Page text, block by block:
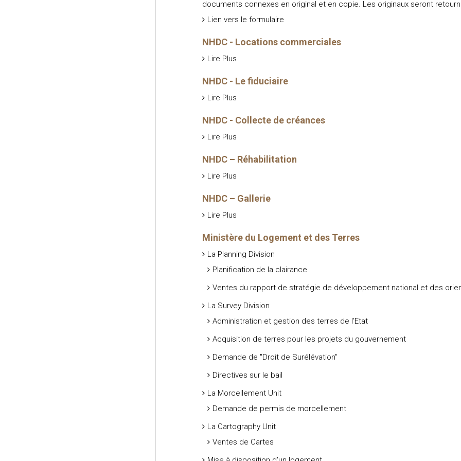
documents connexes en original et en copie. Les originaux seront
Lien vers le formulaire
NHDC - Locations commerciales
Lire Plus
NHDC - Le fiduciaire
Lire Plus
NHDC - Collecte de créances
Lire Plus
NHDC – Réhabilitation
Lire Plus
NHDC – Gallerie
Lire Plus
Ministère du Logement et des Terres
La Planning Division
Planification de la clairance
Ventes du rapport de stratégie de développement national et des
La Survey Division
Administration et gestion des terres de l’Etat
Acquisition de terres pour les projets du gouvernement
Demande de "Droit de Surélévation"
Directives sur le bail
La Morcellement Unit
Demande de permis de morcellement
La Cartography Unit
Ventes de Cartes